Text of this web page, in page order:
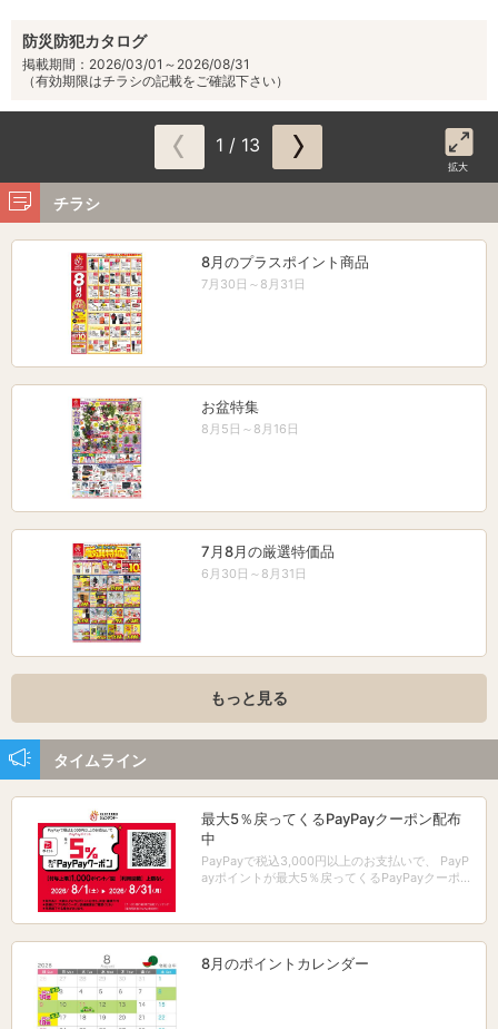
防災防犯カタログ
掲載期間：2026/03/01～2026/08/31
（有効期限はチラシの記載をご確認下さい）
1 / 13
拡大
チラシ
8月のプラスポイント商品
7月30日～8月31日
お盆特集
8月5日～8月16日
7月8月の厳選特価品
6月30日～8月31日
もっと見る
タイムライン
最大5％戻ってくるPayPayクーポン配布
中
PayPayで税込3,000円以上のお支払いで、 PayP
ayポイントが最大5％戻ってくるPayPayクーポン
8月のポイントカレンダー